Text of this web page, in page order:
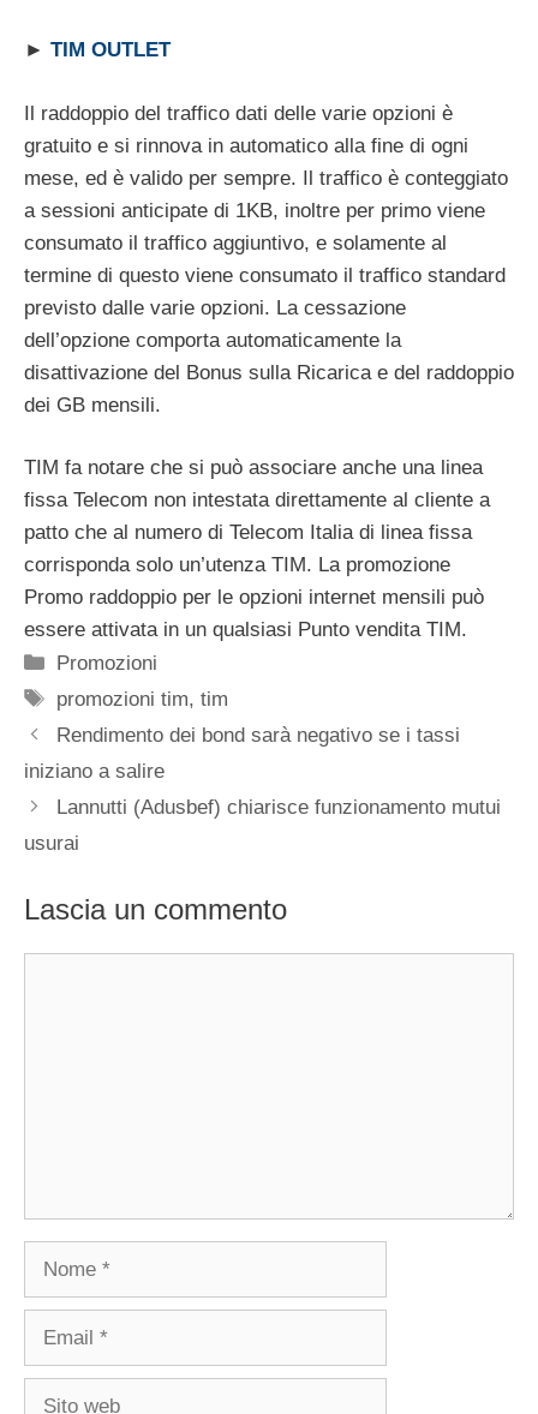
► TIM OUTLET
Il raddoppio del traffico dati delle varie opzioni è
gratuito e si rinnova in automatico alla fine di ogni
mese, ed è valido per sempre. Il traffico è conteggiato
a sessioni anticipate di 1KB, inoltre per primo viene
consumato il traffico aggiuntivo, e solamente al
termine di questo viene consumato il traffico standard
previsto dalle varie opzioni. La cessazione
dell’opzione comporta automaticamente la
disattivazione del Bonus sulla Ricarica e del raddoppio
dei GB mensili.
TIM fa notare che si può associare anche una linea
fissa Telecom non intestata direttamente al cliente a
patto che al numero di Telecom Italia di linea fissa
corrisponda solo un’utenza TIM. La promozione
Promo raddoppio per le opzioni internet mensili può
essere attivata in un qualsiasi Punto vendita TIM.
Categorie
Promozioni
Tag
promozioni tim,tim
Rendimento dei bond sarà negativo se i tassi
iniziano a salire
Lannutti (Adusbef) chiarisce funzionamento mutui
usurai
Lascia un commento